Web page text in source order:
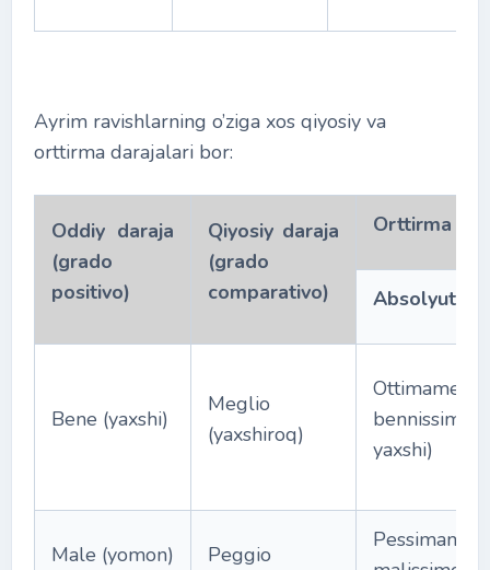
Ayrim ravishlarning o’ziga xos qiyosiy va
orttirma darajalari bor:
Oddiy daraja
(grado
positivo)
Qiyosiy daraja
(grado
comparativo)
Orttirma
Absolyut
Bene (yaxshi)
Meglio
(yaxshiroq)
yaxshi)
Male (yomon) Peggio